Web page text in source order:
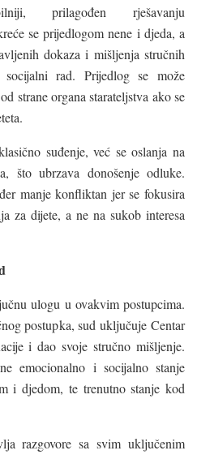
prilagođen rješavanju
se prijedlogom nene i djeda, a
dokaza i mišljenja stručnih
rad. Prijedlog se može
strane organa starateljstva ako se
suđenje, već se oslanja na
što ubrzava donošenje odluke.
manje konfliktan jer se fokusira
za dijete, a ne na sukob interesa
ulogu u ovakvim postupcima.
postupka, sud uključuje Centar
i dao svoje stručno mišljenje.
emocionalno i socijalno stanje
i djedom, te trenutno stanje kod
razgovore sa svim uključenim